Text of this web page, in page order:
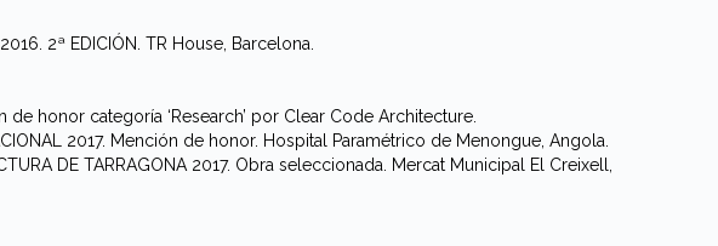
2ª EDICIÓN. TR House, Barcelona.
de honor categoría ‘Research’ por Clear Code Architecture.
2017. Mención de honor. Hospital Paramétrico de Menongue, Angola.
DE TARRAGONA 2017. Obra seleccionada. Mercat Municipal El Creixell,